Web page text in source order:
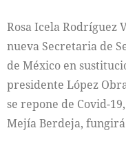
Rosa Icela Rodríguez
nueva Secretaria de
de México en
presidente López
se repone de Covid-
Mejía Berdeja,